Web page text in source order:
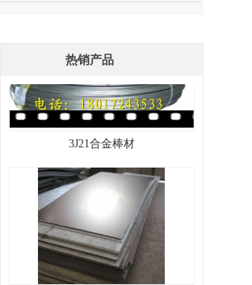
热销产品
​3J21合金棒材
06cr25ni20耐热钢板